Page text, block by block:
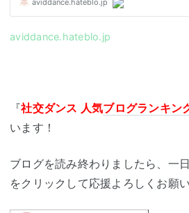
aviddance.hateblo.jp
『社交ダンス 人気ブログランキン
います！
ブログを読み終わりましたら、一
をクリックして応援よろしくお願